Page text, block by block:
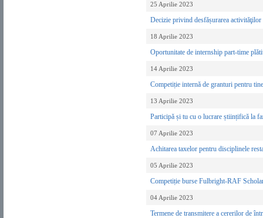
25 Aprilie 2023
Decizie privind desfășurarea
18 Aprilie 2023
Oportunitate de internship part-time
14 Aprilie 2023
Competiție internă de granturi pentru
13 Aprilie 2023
Participă și tu cu o lucrare științifică la
07 Aprilie 2023
Achitarea taxelor pentru disciplinele
05 Aprilie 2023
Competiție burse Fulbright-RAF
04 Aprilie 2023
Termene de transmitere a cererilor de